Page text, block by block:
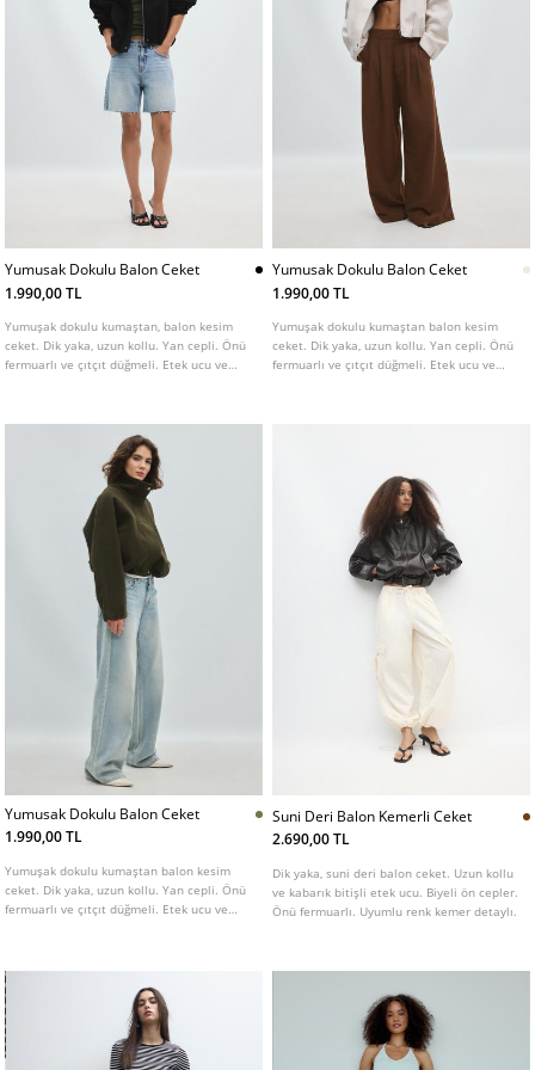
Yumusak Dokulu Balon Ceket
1.990,00 TL
Yumuşak dokulu kumaştan, balon kesim
ceket. Dik yaka, uzun kollu. Yan cepli. Önü
fermuarlı ve çıtçıt düğmeli. Etek ucu ve
Yumusak Dokulu Balon Ceket
1.990,00 TL
Yumuşak dokulu kumaştan balon kesim
ceket. Dik yaka, uzun kollu. Yan cepli. Önü
fermuarlı ve çıtçıt düğmeli. Etek ucu ve
Yumusak Dokulu Balon Ceket
1.990,00 TL
Yumuşak dokulu kumaştan balon kesim
ceket. Dik yaka, uzun kollu. Yan cepli. Önü
fermuarlı ve çıtçıt düğmeli. Etek ucu ve
Suni Deri Balon Kemerli Ceket
2.690,00 TL
Dik yaka, suni deri balon ceket. Uzun kollu
ve kabarık bitişli etek ucu. Biyeli ön cepler.
Önü fermuarlı. Uyumlu renk kemer detaylı.